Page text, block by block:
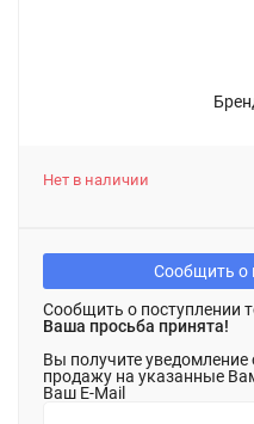
Нет в наличии
Сообщить о
Сообщить о поступлении
Ваша просьба принята!
Вы получите уведомление
продажу на указанные
Ваш E-Mail